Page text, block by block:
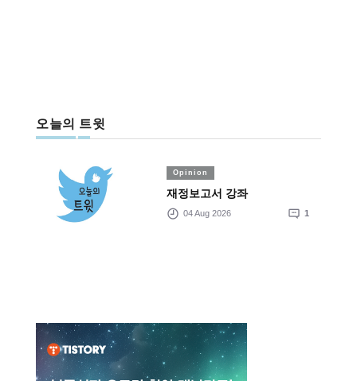
오늘의 트윗
Opinion
재정보고서 강좌
04 Aug 2026 1